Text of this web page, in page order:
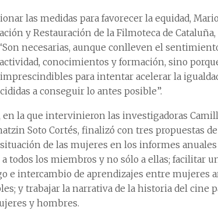
las medidas para favorecer la equidad,
y Restauración de la Filmoteca de
necesarias, aunque conlleven el
conocimientos y formación, sino
para intentar acelerar la
a conseguir lo antes posible”.
en la que intervinieron las investigadoras
Soto Cortés, finalizó con tres propuestas
de las mujeres en los informes anuales
todos los miembros y no sólo a ellas; facilitar
e intercambio de aprendizajes entre mujeres
y trabajar la narrativa de la historia del cine
y hombres.